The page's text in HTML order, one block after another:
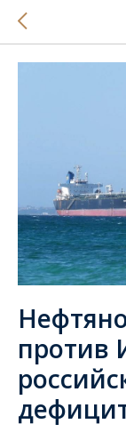
против